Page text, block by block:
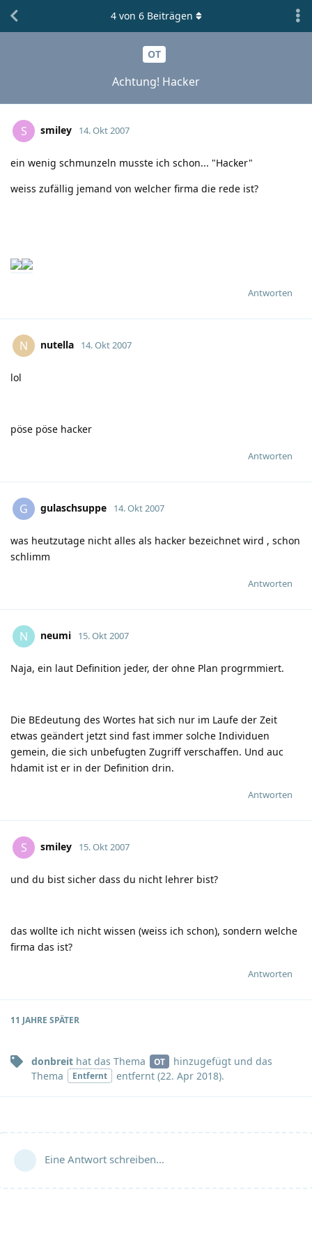
OT
Achtung! Hacker
4von 6Beiträgen
S smiley 14. Okt 2007
ein wenig schmunzeln musste ich schon... "Hacker"
weiss zufällig jemand von welcher firma die rede ist?
Antworten
N nutella 14. Okt 2007
lol
pöse pöse hacker
Antworten
G gulaschsuppe 14. Okt 2007
was heutzutage nicht alles als hacker bezeichnet wird , schon
schlimm
Antworten
N neumi 15. Okt 2007
Naja, ein laut Definition jeder, der ohne Plan progrmmiert.
Die BEdeutung des Wortes hat sich nur im Laufe der Zeit
etwas geändert jetzt sind fast immer solche Individuen
gemein, die sich unbefugten Zugriff verschaffen. Und auc
hdamit ist er in der Definition drin.
Antworten
S smiley 15. Okt 2007
und du bist sicher dass du nicht lehrer bist?
das wollte ich nicht wissen (weiss ich schon), sondern welche
firma das ist?
Antworten
11 JAHRE SPÄTER
donbreit hat das Thema OT hinzugefügt und das
Thema
Entfernt entfernt (22. Apr 2018).
Eine Antwort schreiben…